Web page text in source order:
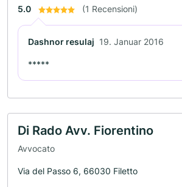
5.0 (1 Recensioni)
Dashnor resulaj 19. Januar 2016
*****
Di Rado Avv. Fiorentino
Avvocato
Via del Passo 6, 66030 Filetto